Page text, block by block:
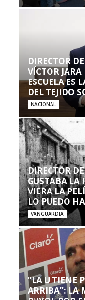
DIRECTOR
VÍCTOR
ESCUELA ES
DEL TEJIDO
NACIONAL
DIRECTOR
GUSTABA LA
VIERA LA
LO PUEDO
VANGUARDIA
“LA U TIENE
ARRIBA”: LA